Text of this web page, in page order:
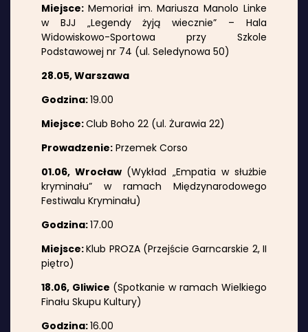
Miejsce: Memoriał im. Mariusza Manolo Linke
w BJJ „Legendy żyją wiecznie” – Hala
Widowiskowo-Sportowa przy Szkole
Podstawowej nr 74 (ul. Seledynowa 50)
28.05, Warszawa
Godzina:19.00
Miejsce:Club Boho 22 (ul. Żurawia 22)
Prowadzenie: Przemek Corso
01.06, Wrocław (Wykład „Empatia w służbie
kryminału” w ramach Międzynarodowego
Festiwalu Kryminału)
Godzina:17.00
Miejsce:Klub PROZA (Przejście Garncarskie 2, II
piętro)
18.06, Gliwice (Spotkanie w ramach Wielkiego
Finału Skupu Kultury)
Godzina:16.00